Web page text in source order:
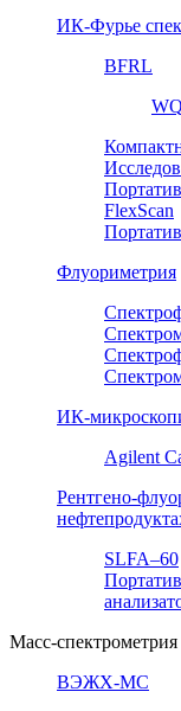
ИК-Фурье
BFRL
FlexScan
Флуориметрия
ИК-
Agilent
Рентгено-
SLFA–60
Масс-спектрометрия
ВЭЖХ-МС